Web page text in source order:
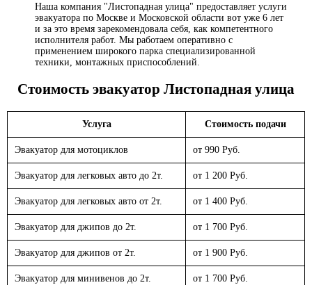
Наша компания "Листопадная улица" предоставляет услуги
эвакуатора по Москве и Московской области вот уже 6 лет
и за это время зарекомендовала себя, как компетентного
исполнителя работ. Мы работаем оперативно с
применением широкого парка специализированной
техники, монтажных приспособлений.
Стоимость эвакуатор Листопадная улица
Услуга Стоимость подачи
Эвакуатор для мотоциклов от 990 Руб.
Эвакуатор для легковых авто до 2т. от 1 200 Руб.
Эвакуатор для легковых авто от 2т. от 1 400 Руб.
Эвакуатор для джипов до 2т. от 1 700 Руб.
Эвакуатор для джипов от 2т. от 1 900 Руб.
Эвакуатор для минивенов до 2т. от 1 700 Руб.